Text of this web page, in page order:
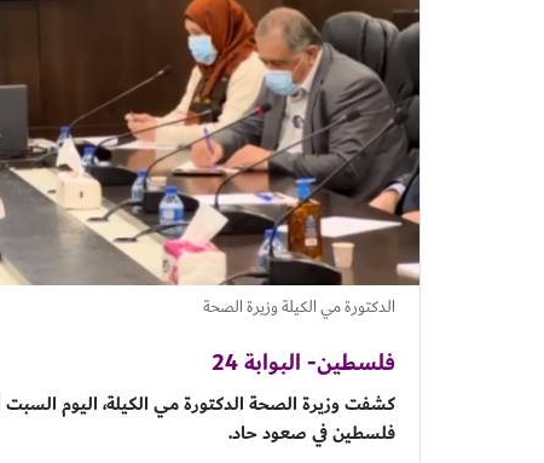
الدكتورة مي الكيلة وزيرة الصحة
فلسطين- البوابة 24
فلسطين في صعود حاد.